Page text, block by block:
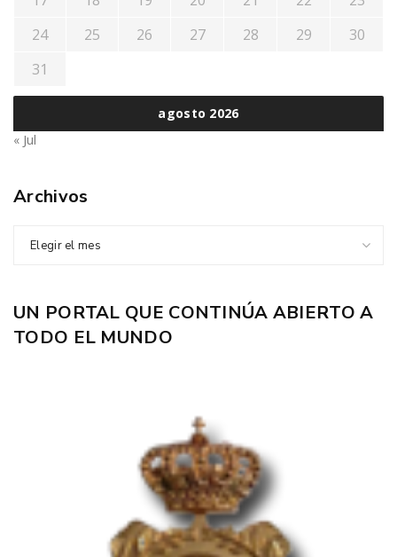
agosto 2026
24
25 26 27 28 29
30
31
« Jul
Archivos
Elegir el mes
UN PORTAL QUE CONTINÚA ABIERTO A
TODO EL MUNDO